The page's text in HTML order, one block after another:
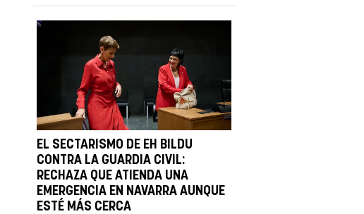
EL SECTARISMO DE EH BILDU
CONTRA LA GUARDIA CIVIL:
RECHAZA QUE ATIENDA UNA
EMERGENCIA EN NAVARRA AUNQUE
ESTÉ MÁS CERCA